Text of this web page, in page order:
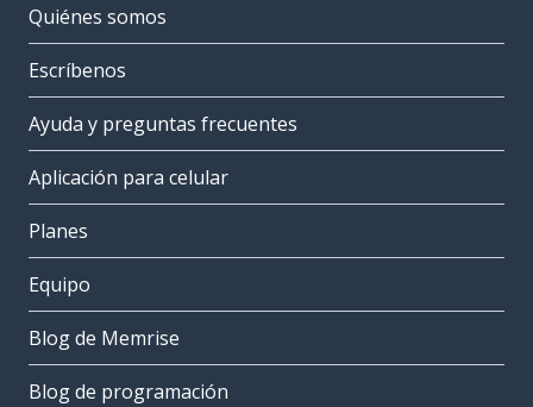
Quiénes somos
Escríbenos
Ayuda y preguntas frecuentes
Aplicación para celular
Planes
Equipo
Blog de Memrise
Blog de programación